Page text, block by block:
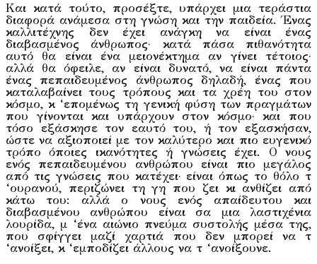
Και κατά τούτο, προσέξτε, υπάρχει μια τεράστια
διαφορά ανάμεσα στη γνώση και την παιδεία. Ένας
καλλιτέχνης δεν έχει ανάγκη να είναι ένας
διαβασμένος άνθρωπος· κατά πάσα πιθανότητα
αυτό θα είναι ένα μειονέκτημα αν γίνει τέτοιος·
αλλά θα όφειλε, αν είναι δυνατό, να είναι πάντα
ένας πεπαιδευμένος άνθρωπος δηλαδή, ένας που
καταλαβαίνει τους τρόπους και τα χρέη του στον
κόσμο, κ ‘επομένως τη γενική φύση των πραγμάτων
που γίνονται και υπάρχουν στον κόσμο· και που
τόσο εξάσκησε τον εαυτό του, ή τον εξασκήσαν,
ώστε να αξιοποιεί με τον καλύτερο και πιο ευγενικό
τρόπο όποιες ικανότητες ή γνώσεις έχει. Ο νους
ενός πεπαιδευμένου ανθρώπου είναι πιο μεγάλος
από τις γνώσεις που κατέχει· είναι όπως το θόλο τ
‘ουρανού, περιζώνει τη γη που ζει κι ανθίζει από
κάτω του: αλλά ο νους ενός απαίδευτου και
διαβασμένου ανθρώπου είναι σα μια λαστιχένια
λουρίδα, μ ‘ένα αιώνιο πνεύμα συστολής μέσα της,
που σφίγγει μαζί χαρτιά που δεν μπορεί να τ
‘ανοίξει, κ ‘εμποδίζει άλλους να τ ‘ανοίξουνε.